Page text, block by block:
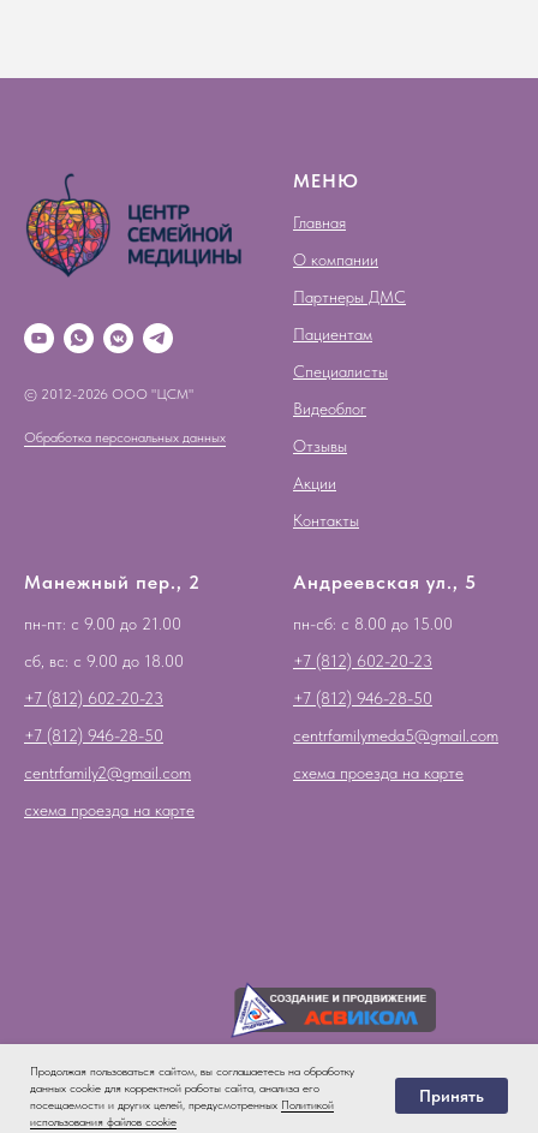
© 2012-2026 ООО "ЦСМ"
Обработка персональных данных
МЕНЮ
Главная
О компании
Партнеры ДМС
Пациентам
Специалисты
Видеоблог
Отзывы
Акции
Контакты
Манежный пер., 2
пн-пт: с 9.00 до 21.00
сб, вс: с 9.00 до 18.00
+7 (812) 602-20-23
+7 (812) 946-28-50
centrfamily2@gmail.com
схема проезда на карте
Андреевская ул., 5
пн-сб: с 8.00 до 15.00
+7 (812) 602-20-23
+7 (812) 946-28-50
centrfamilymeda5@gmail.com
схема проезда на карте
Продолжая пользоваться сайтом, вы соглашаетесь на обработку
данных cookie для корректной работы сайта, анализа его
посещаемости и других целей, предусмотренных Политикой
использования файлов cookie
Принять
Telegram
WhatsApp